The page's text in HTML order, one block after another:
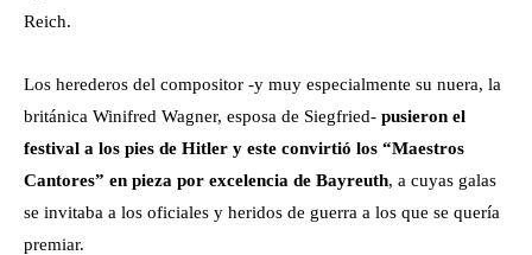
Reich.
Los herederos del compositor -y muy especialmente su nuera, la
británica Winifred Wagner, esposa de Siegfried- pusieron el
festival a los pies de Hitler y este convirtió los “Maestros
Cantores” en pieza por excelencia de Bayreuth, a cuyas galas
se invitaba a los oficiales y heridos de guerra a los que se quería
premiar.